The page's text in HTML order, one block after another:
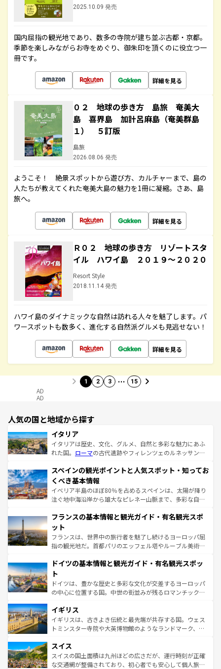
2025.10.09 発売
国内屈指の観光地であり、数多の寺院が建ち並ぶ古都・京都。
季節を楽しみながらお寺をめぐり、御朱印を頂くのに役立つ一
冊です。
詳細を見る
０２ 地球の歩き方 島旅 奄美大
島 喜界島 加計呂麻島（奄美群島
１） ５訂版
島旅
2026.08.06 発売
ようこそ！ 絶景スポットから遊び方、カルチャーまで、島の
人たちが教えてくれた奄美大島の魅力を1冊に凝縮。さあ、島
旅へ。
詳細を見る
Ｒ０２ 地球の歩き方 リゾートスタ
イル ハワイ島 ２０１９～２０２０
Resort Style
2018.11.14 発売
ハワイ島のダイナミックな自然は訪れる人々を魅了します。パ
ワースポットも数多く、進化する自然派グルメも見逃せない！
詳細を見る
1 2 3 … 15
AD
AD
人気の国と地域から探す
イタリア
イタリアは歴史、文化、グルメ、自然と多彩な魅力にあふ
れた国。 ローマの古代遺跡やフィレンツェのルネッサンス
ろん、トスカーナの美しい田園風景やアマルフィ海岸の絶
景など、自然景観も見逃せない。観光の合間には、本場の
ピザやパスタなど、絶品のイタリア料理を堪能することも
できる。朝目覚めてから夜眠るまで、すべての瞬間を楽し
なお、新着のイタリア情報はコンテンツ一覧を参照してほ
しい。
スペインの観光ポイントと人気スポット・知ってお
くべき基本情報
イベリア半島のほぼ80％を占めるスペインは、太陽が降り
注ぐ地中海沿岸から雄大なピレネー山脈まで、多彩な自然
文化が根付くこの国では、情熱的なフラメンコ、熱気あふ
れる闘牛、そして美味しいタパスが生活の一部となってい
る。首都マドリードの洗練された雰囲気や、バルセロナの
アートに溢れた街角から、地方では古代ローマ遺跡や中世
せる。地方によって風土や気候が異なるスペインはその個
ンテンツ一覧 を参照してほしい。
フランスの基本情報と観光ガイド・有名観光スポ
ット
フランスは、世界中の旅行者を魅了し続けるヨーロッパ屈
指の観光地だ。首都パリのエッフェル塔やルーブル美術館
で、幅広い魅力が詰まっている。華麗な宮殿、歴史的な大
聖堂、美しいビーチ、そして豊かな自然が、訪れる者を心
から魅了する。また、フランスは美食の国としても知ら
れ、フランス料理はユネスコ無形文化遺産にも登録されて
香り高いラベンダー畑など、多彩な楽しみ方が可能だ。さ
らに、パリ以外の地域にも魅力が溢れており、どの街角に
も豊かな歴史と文化が息づいている。パリ以外の個性あふ
を参照してほしい。
ドイツの基本情報と観光ガイド・有名観光スポッ
ト
ドイツは、豊かな歴史と多彩な文化が交差するヨーロッパ
の中心に位置する国。中世の街並みが残るロマンチック街
顔を持つこの国は、どこを歩いても飽きることがない。ベ
ルリンの文化的活気、バイエルン州のアルプスの絶景、そ
してライン川沿いのワイン畑といった風景は必見。ビール
は、お酒好きな人にはぜひ体験してほしい。 なお、新着の
ドイツ情報はコンテンツ一覧を参照してほしい。
イギリス
イギリスは、古きよき伝統と最先端が共存する国。ウェス
トミンスター寺院や大英博物館のようなランドマーク、歴
リアごとに異なる魅力がある。また、優雅なアフタヌーン
ティー、ビール好きにはたまらない英国パブ、サッカー観
戦など、本場だからこそできる体験も豊富。イギリスを旅
スイス
スイスの国土面積は九州ほどの広さだが、運行時刻が正確
な交通網が整備されており、初心者でも安心して個人旅行